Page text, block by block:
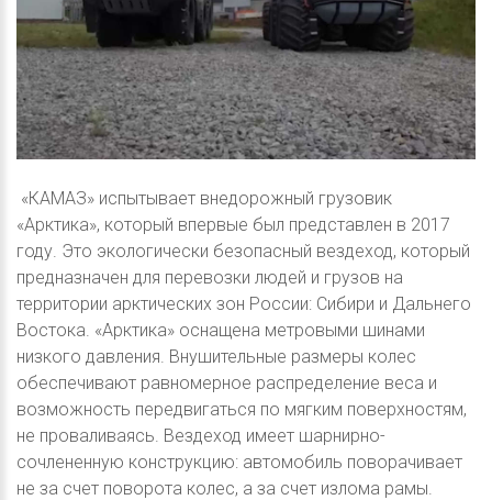
«КАМАЗ» испытывает внедорожный грузовик
«Арктика», который впервые был представлен в 2017
году. Это экологически безопасный вездеход, который
предназначен для перевозки людей и грузов на
территории арктических зон России: Сибири и Дальнего
Востока. «Арктика» оснащена метровыми шинами
низкого давления. Внушительные размеры колес
обеспечивают равномерное распределение веса и
возможность передвигаться по мягким поверхностям,
не проваливаясь. Вездеход имеет шарнирно-
сочлененную конструкцию: автомобиль поворачивает
не за счет поворота колес, а за счет излома рамы.